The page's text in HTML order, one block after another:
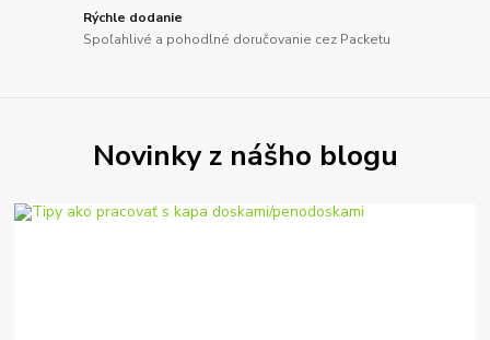
Rýchle dodanie
Spoľahlivé a pohodlné doručovanie cez Packetu
Novinky z nášho blogu